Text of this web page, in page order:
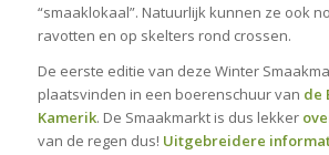
“smaaklokaal”. Natuurlijk kunnen ze ook
ravotten en op skelters rond crossen.
De eerste editie van deze Winter
plaatsvinden in een boerenschuur van de
Kamerik. De Smaakmarkt is dus lekker
van de regen dus! Uitgebreidere